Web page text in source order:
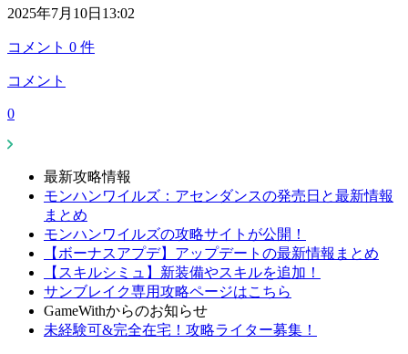
2025年7月10日13:02
コメント 0 件
コメント
0
最新攻略情報
モンハンワイルズ：アセンダンスの発売日と最新情報
まとめ
モンハンワイルズの攻略サイトが公開！
【ボーナスアプデ】アップデートの最新情報まとめ
【スキルシミュ】新装備やスキルを追加！
サンブレイク専用攻略ページはこちら
GameWithからのお知らせ
未経験可&完全在宅！攻略ライター募集！